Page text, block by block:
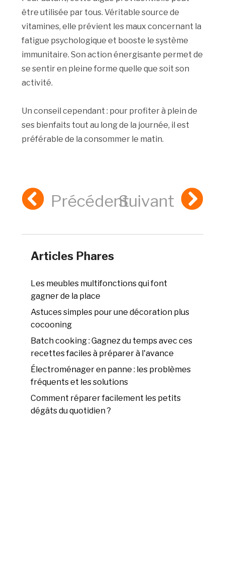
être utilisée par tous. Véritable source de
vitamines, elle prévient les maux concernant la
fatigue psychologique et booste le système
immunitaire. Son action énergisante permet de
se sentir en pleine forme quelle que soit son
activité.
Un conseil cependant : pour profiter à plein de
ses bienfaits tout au long de la journée, il est
préférable de la consommer le matin.
PrécédentSuivant
Articles Phares
Les meubles multifonctions qui font
gagner de la place
Astuces simples pour une décoration plus
cocooning
Batch cooking : Gagnez du temps avec ces
recettes faciles à préparer à l'avance
Électroménager en panne : les problèmes
fréquents et les solutions
Comment réparer facilement les petits
dégâts du quotidien ?